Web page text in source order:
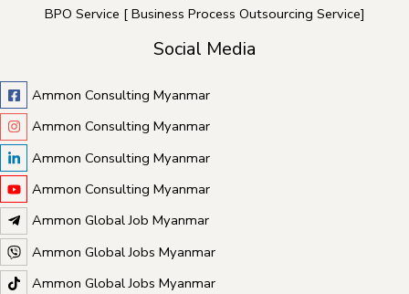
BPO Service [ Business Process Outsourcing Service]
Social Media
Ammon Consulting Myanmar
Ammon Consulting Myanmar
Ammon Consulting Myanmar
Ammon Consulting Myanmar
Ammon Global Job Myanmar
Ammon Global Jobs Myanmar
Ammon Global Jobs Myanmar